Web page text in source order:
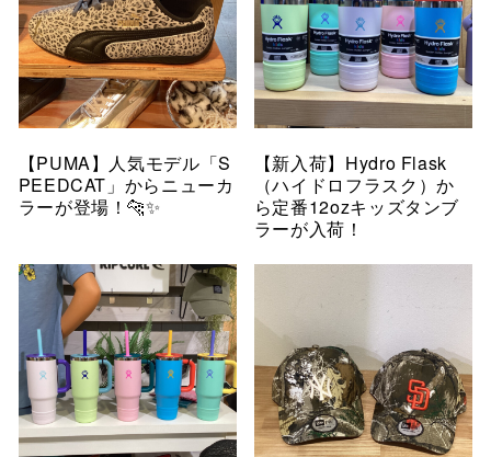
【PUMA】人気モデル「S
PEEDCAT」からニューカ
ラーが登場！🐆✨
【新入荷】Hydro Flask
（ハイドロフラスク）か
ら定番12ozキッズタンブ
ラーが入荷！